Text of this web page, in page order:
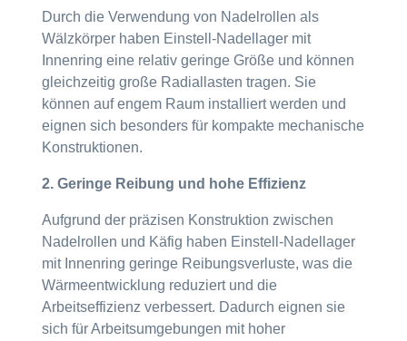
Durch die Verwendung von Nadelrollen als
Wälzkörper haben Einstell-Nadellager mit
Innenring eine relativ geringe Größe und können
gleichzeitig große Radiallasten tragen. Sie
können auf engem Raum installiert werden und
eignen sich besonders für kompakte mechanische
Konstruktionen.
2. Geringe Reibung und hohe Effizienz
Aufgrund der präzisen Konstruktion zwischen
Nadelrollen und Käfig haben Einstell-Nadellager
mit Innenring geringe Reibungsverluste, was die
Wärmeentwicklung reduziert und die
Arbeitseffizienz verbessert. Dadurch eignen sie
sich für Arbeitsumgebungen mit hoher